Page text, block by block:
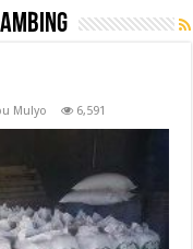
Mulyo 6,591